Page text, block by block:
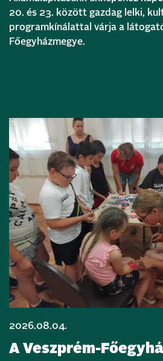
20. és 23. között gazdag lelki,
programkínálattal várja a
Főegyházmegye.
2026.08.04.
A Veszprém-